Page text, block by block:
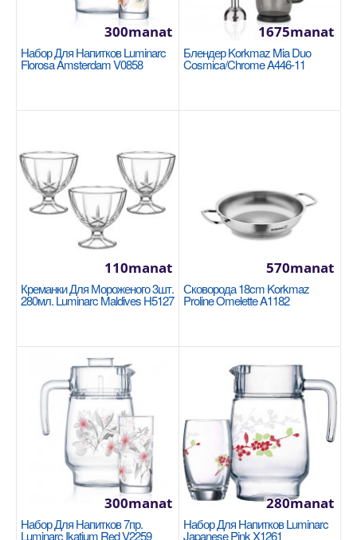
Сковорода 28x5,5cm Korkmaz Ornella Sera
Vanilla A3981
Размер: 28х5,5 см, идеально подходит для средних
особо..
1130manat
Availability
Добавь в сравнения
В избранные
Кастрюля 20x10cm / 3л Korkmaz Ornella Sera
Набор Для Напитков Luminarc
Florosa Amsterdam V0858
300manat
Блендер Korkmaz Mia Duo
Cosmica/Chrome A446-11
1675manat
Креманки Для Мороженого 3шт.
280мл. Luminarc Maldives H5127
110manat
Сковорода 18cm Korkmaz
Proline Omelette A1182
570manat
Набор Для Напитков 7пр.
Luminarc Ikatium Red V2259
300manat
Набор Для Напитков Luminarc
Japanese Pink X1261
280manat